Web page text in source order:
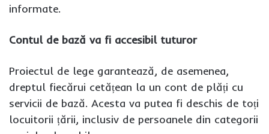
informate.
Contul de bază va fi accesibil tuturor
Proiectul de lege garantează, de asemenea,
dreptul fiecărui cetățean la un cont de plăți cu
servicii de bază. Acesta va putea fi deschis de toți
locuitorii țării, inclusiv de persoanele din categorii